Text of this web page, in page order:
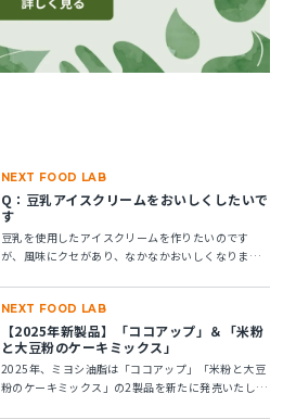
NEXT FOOD LAB
Q：豆乳アイスクリームをおいしくしたいで
す
豆乳を使用したアイスクリームを作りたいのです
が、風味にクセがあり、なかなかおいしくなりませ
NEXT FOOD LAB
【2025年新製品】「ココアップ」＆「米粉
と大豆粉のケーキミックス」
2025年、ミヨシ油脂は「ココアップ」「米粉と大豆
粉のケーキミックス」の2製品を新たに発売いたしま